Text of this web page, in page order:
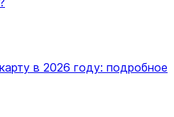
в 2026 году: подробное